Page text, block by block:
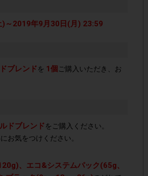
～2019年9月30日(月) 23:59
ブレンド を 1個 ご購入いただき、お
ドブレンド をご購入ください。
お気をつけください。
、エコ&システムパック(65g、